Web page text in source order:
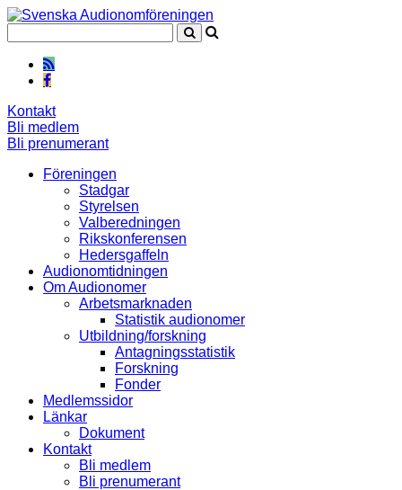
Kontakt
Bli medlem
Bli prenumerant
Föreningen
Stadgar
Styrelsen
Valberedningen
Rikskonferensen
Hedersgaffeln
Audionomtidningen
Om Audionomer
Arbetsmarknaden
Statistik audionomer
Utbildning/forskning
Antagningsstatistik
Forskning
Fonder
Medlemssidor
Länkar
Dokument
Kontakt
Bli medlem
Bli prenumerant